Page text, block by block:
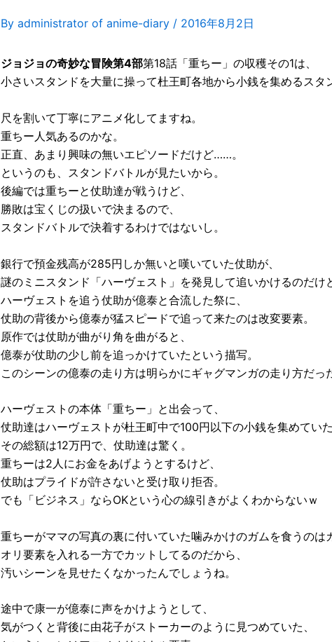
Byadministrator of anime-diary / 2016年8月2日
ジョジョの奇妙な冒険第4部第18話「重ちー」の収穫その1は、
小さいスタンドを大量に操って杜王町各地から小銭を集めるスタ
尺を割いて丁寧にアニメ化してますね。
重ちー人気あるのかな。
正直、あまり興味の無いエピソードだけど……。
というのも、スタンドバトルが見たいから。
後編では重ちーと仗助達が戦うけど、
勝敗は宝くじの扱いで決まるので、
スタンドバトルで決着するわけではないし。
銀行で預金残高が285円しか無いと嘆いていた仗助が、
謎のミニスタンド「ハーヴェスト」を発見して追いかけるのだけ
ハーヴェストを追う仗助が億泰と合流した祭に、
仗助の背後から億泰が猛スピードで追って来たのは改変要素。
原作では仗助が曲がり角を曲がると、
億泰が仗助の少し前を追っかけていたという描写。
このシーンの億泰の走り方は明らかにギャグマンガの走り方だっ
ハーヴェストの本体「重ちー」と出会って、
仗助達はハーヴェストが杜王町中で100円以下の小銭を集めていた
その総額は12万円で、仗助達は驚く。
重ちーは2人にお金をあげようとするけど、
仗助はプライドが許さないと受け取り拒否。
でも「ビジネス」ならOKという心の線引きがよくわからないｗ
重ちーがママの写真の裏に付いていた噛みかけのガムを食うのは
オリ要素を入れる一方でカットしてるのだから、
汚いシーンを見せたくなかったんでしょうね。
途中で康一が億泰に声をかけようとして、
気がつくと背後に由花子がストーカーのように見つめていた、